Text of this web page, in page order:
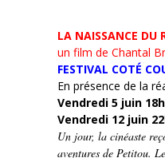
LA NAISSANCE DU
un film de Chantal
FESTIVAL COTÉ
En présence de la
Vendredi 5 juin
Vendredi 12 juin
Un jour, la cinéaste
aventures de Petitou.